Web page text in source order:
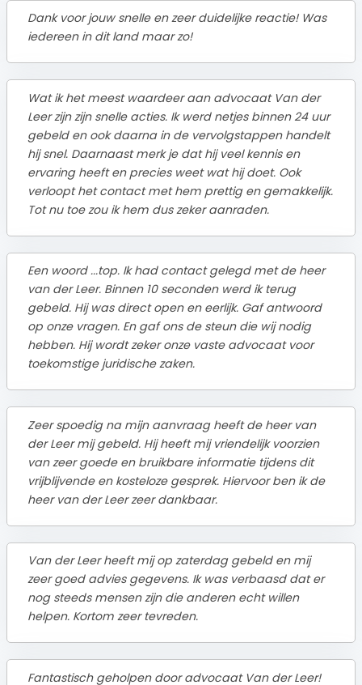
Dank voor jouw snelle en zeer duidelijke reactie! Was
iedereen in dit land maar zo!
Wat ik het meest waardeer aan advocaat Van der
Leer zijn zijn snelle acties. Ik werd netjes binnen 24 uur
gebeld en ook daarna in de vervolgstappen handelt
hij snel. Daarnaast merk je dat hij veel kennis en
ervaring heeft en precies weet wat hij doet. Ook
verloopt het contact met hem prettig en gemakkelijk.
Tot nu toe zou ik hem dus zeker aanraden.
Een woord ...top. Ik had contact gelegd met de heer
van der Leer. Binnen 10 seconden werd ik terug
gebeld. Hij was direct open en eerlijk. Gaf antwoord
op onze vragen. En gaf ons de steun die wij nodig
hebben. Hij wordt zeker onze vaste advocaat voor
toekomstige juridische zaken.
Zeer spoedig na mijn aanvraag heeft de heer van
der Leer mij gebeld. Hij heeft mij vriendelijk voorzien
van zeer goede en bruikbare informatie tijdens dit
vrijblijvende en kosteloze gesprek. Hiervoor ben ik de
heer van der Leer zeer dankbaar.
Van der Leer heeft mij op zaterdag gebeld en mij
zeer goed advies gegevens. Ik was verbaasd dat er
nog steeds mensen zijn die anderen echt willen
helpen. Kortom zeer tevreden.
Fantastisch geholpen door advocaat Van der Leer!